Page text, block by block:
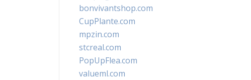
bonvivantshop.com
CupPlante.com
mpzin.com
stcreal.com
PopUpFlea.com
valueml.com